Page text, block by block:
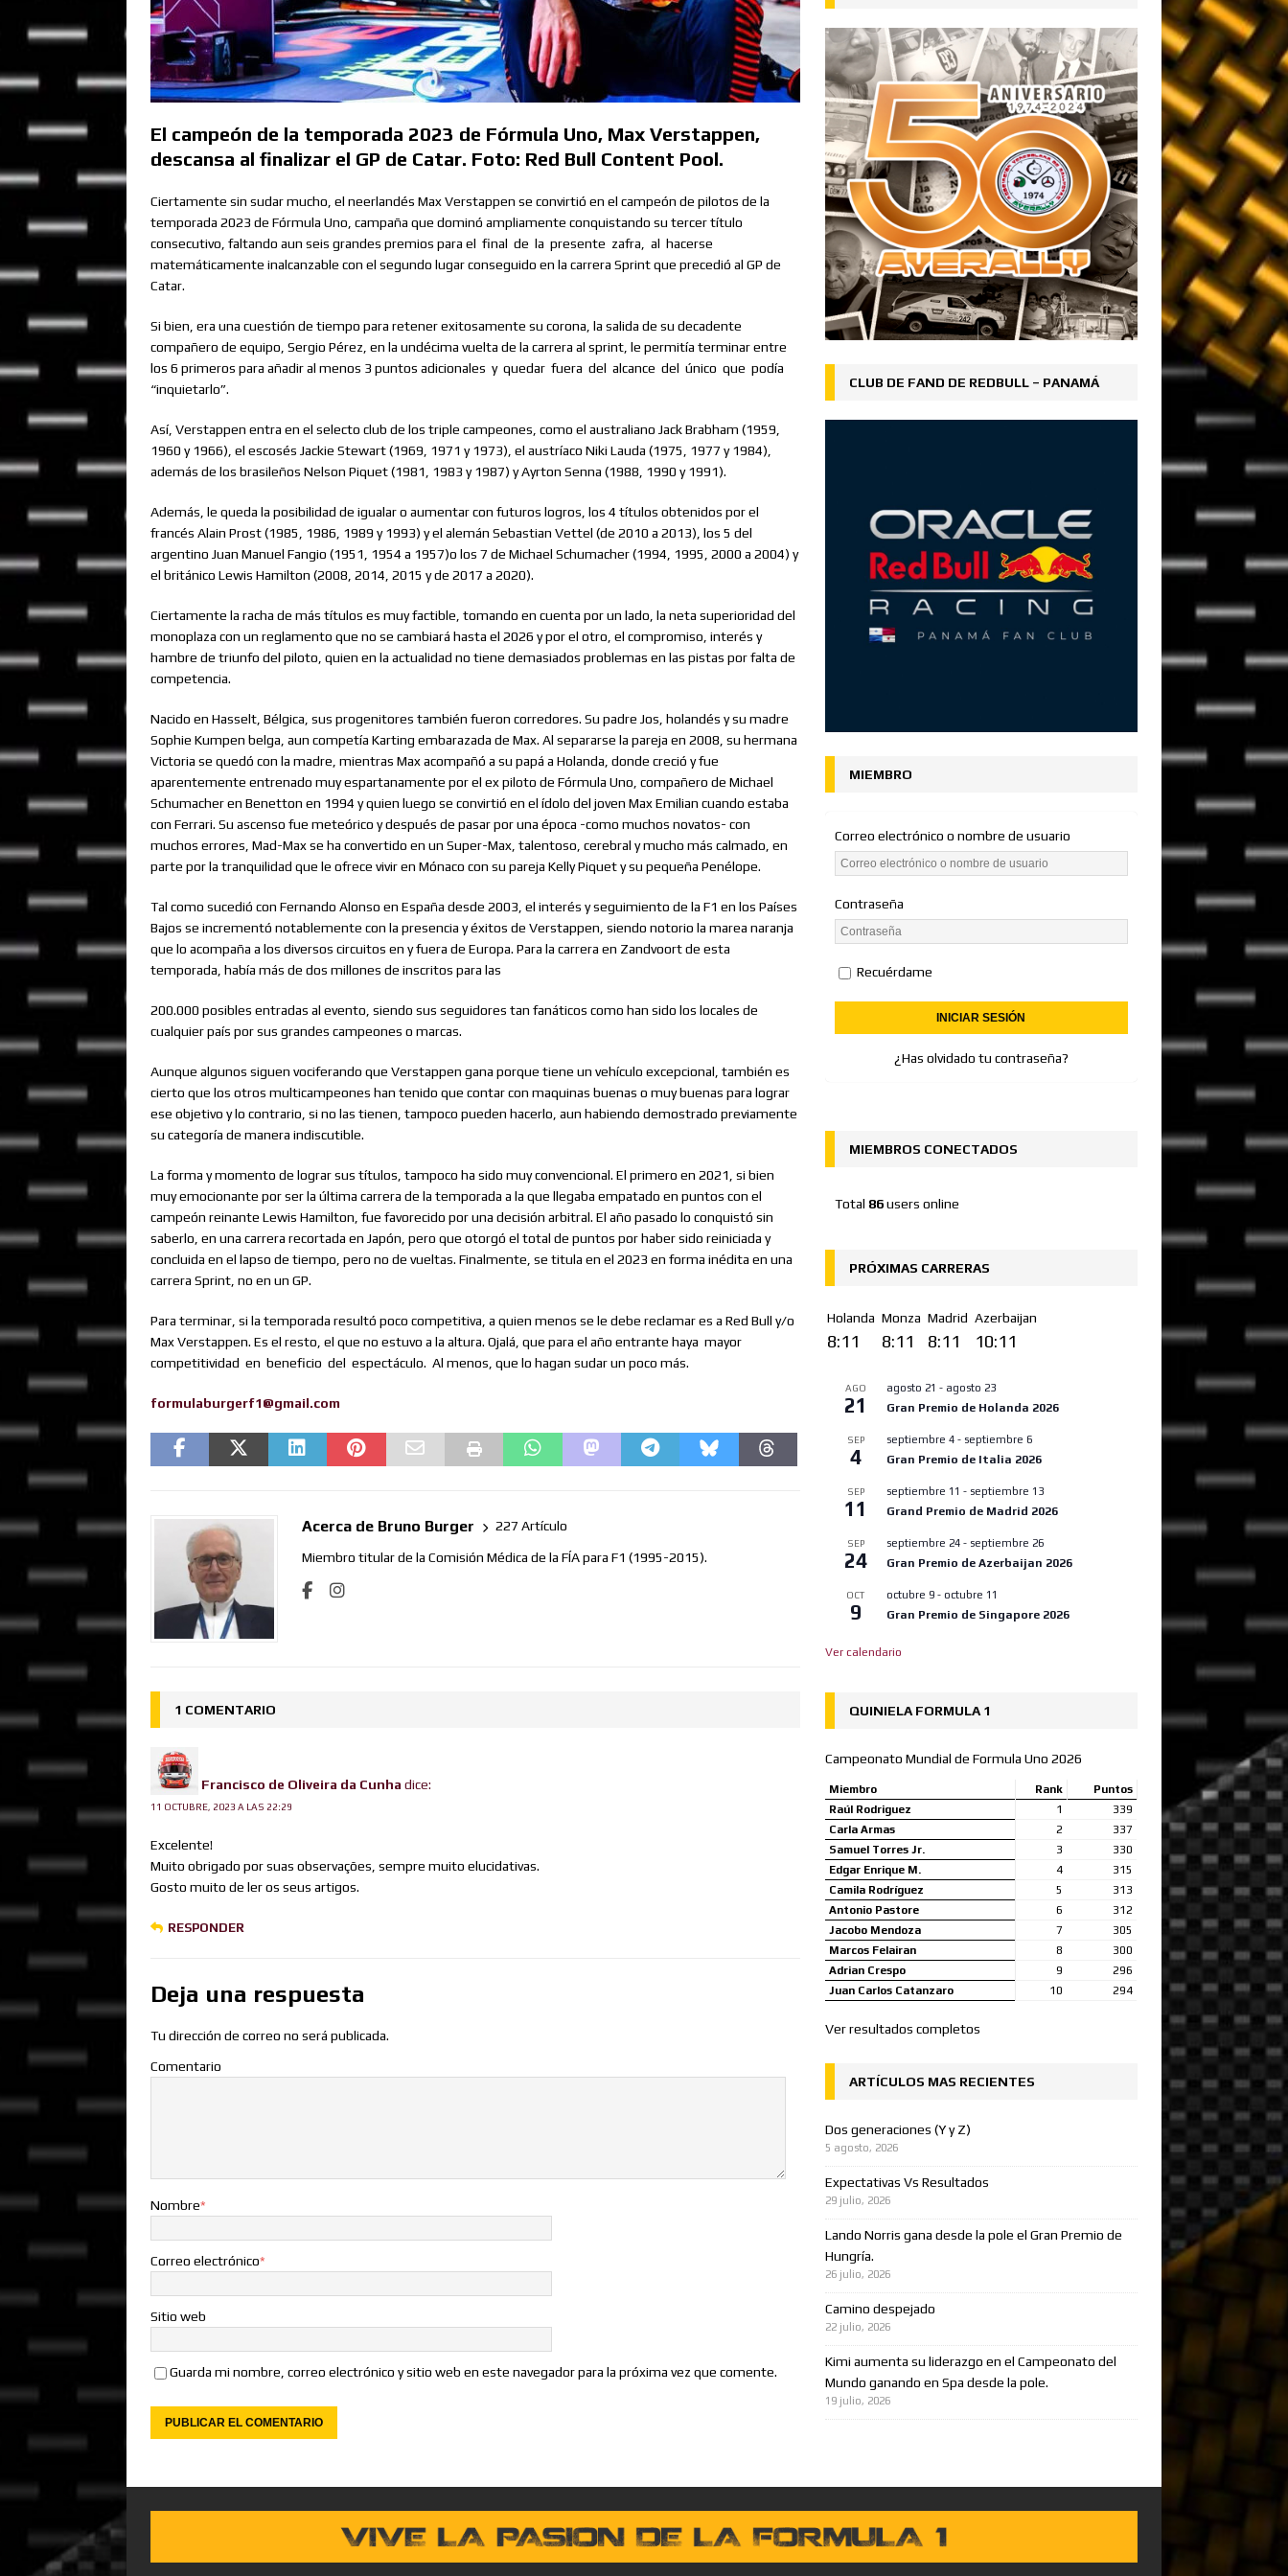
El campeón de la temporada 2023 de Fórmula Uno, Max Verstappen,
descansa al finalizar el GP de Catar. Foto: Red Bull Content Pool.
Ciertamente sin sudar mucho, el neerlandés Max Verstappen se convirtió en el campeón de pilotos de la
temporada 2023 de Fórmula Uno, campaña que dominó ampliamente conquistando su tercer título
consecutivo, faltando aun seis grandes premios para el final de la presente zafra, al hacerse
matemáticamente inalcanzable con el segundo lugar conseguido en la carrera Sprint que precedió al GP de
Catar.
Si bien, era una cuestión de tiempo para retener exitosamente su corona, la salida de su decadente
compañero de equipo, Sergio Pérez, en la undécima vuelta de la carrera al sprint, le permitía terminar entre
los 6 primeros para añadir al menos 3 puntos adicionales y quedar fuera del alcance del único que podía
“inquietarlo”.
Así, Verstappen entra en el selecto club de los triple campeones, como el australiano Jack Brabham (1959,
1960 y 1966), el escosés Jackie Stewart (1969, 1971 y 1973), el austríaco Niki Lauda (1975, 1977 y 1984),
además de los brasileños Nelson Piquet (1981, 1983 y 1987) y Ayrton Senna (1988, 1990 y 1991).
Además, le queda la posibilidad de igualar o aumentar con futuros logros, los 4 títulos obtenidos por el
francés Alain Prost (1985, 1986, 1989 y 1993) y el alemán Sebastian Vettel (de 2010 a 2013), los 5 del
argentino Juan Manuel Fangio (1951, 1954 a 1957)o los 7 de Michael Schumacher (1994, 1995, 2000 a 2004) y
el británico Lewis Hamilton (2008, 2014, 2015 y de 2017 a 2020).
Ciertamente la racha de más títulos es muy factible, tomando en cuenta por un lado, la neta superioridad del
monoplaza con un reglamento que no se cambiará hasta el 2026 y por el otro, el compromiso, interés y
hambre de triunfo del piloto, quien en la actualidad no tiene demasiados problemas en las pistas por falta de
competencia.
Nacido en Hasselt, Bélgica, sus progenitores también fueron corredores. Su padre Jos, holandés y su madre
Sophie Kumpen belga, aun competía Karting embarazada de Max. Al separarse la pareja en 2008, su hermana
Victoria se quedó con la madre, mientras Max acompañó a su papá a Holanda, donde creció y fue
aparentemente entrenado muy espartanamente por el ex piloto de Fórmula Uno, compañero de Michael
Schumacher en Benetton en 1994 y quien luego se convirtió en el ídolo del joven Max Emilian cuando estaba
con Ferrari. Su ascenso fue meteórico y después de pasar por una época -como muchos novatos- con
muchos errores, Mad-Max se ha convertido en un Super-Max, talentoso, cerebral y mucho más calmado, en
parte por la tranquilidad que le ofrece vivir en Mónaco con su pareja Kelly Piquet y su pequeña Penélope.
Tal como sucedió con Fernando Alonso en España desde 2003, el interés y seguimiento de la F1 en los Países
Bajos se incrementó notablemente con la presencia y éxitos de Verstappen, siendo notorio la marea naranja
que lo acompaña a los diversos circuitos en y fuera de Europa. Para la carrera en Zandvoort de esta
temporada, había más de dos millones de inscritos para las
200.000 posibles entradas al evento, siendo sus seguidores tan fanáticos como han sido los locales de
cualquier país por sus grandes campeones o marcas.
Aunque algunos siguen vociferando que Verstappen gana porque tiene un vehículo excepcional, también es
cierto que los otros multicampeones han tenido que contar con maquinas buenas o muy buenas para lograr
ese objetivo y lo contrario, si no las tienen, tampoco pueden hacerlo, aun habiendo demostrado previamente
su categoría de manera indiscutible.
La forma y momento de lograr sus títulos, tampoco ha sido muy convencional. El primero en 2021, si bien
muy emocionante por ser la última carrera de la temporada a la que llegaba empatado en puntos con el
campeón reinante Lewis Hamilton, fue favorecido por una decisión arbitral. El año pasado lo conquistó sin
saberlo, en una carrera recortada en Japón, pero que otorgó el total de puntos por haber sido reiniciada y
concluida en el lapso de tiempo, pero no de vueltas. Finalmente, se titula en el 2023 en forma inédita en una
carrera Sprint, no en un GP.
Para terminar, si la temporada resultó poco competitiva, a quien menos se le debe reclamar es a Red Bull y/o
Max Verstappen. Es el resto, el que no estuvo a la altura. Ojalá, que para el año entrante haya mayor
competitividad en beneficio del espectáculo. Al menos, que lo hagan sudar un poco más.
formulaburgerf1@gmail.com
Acerca de Bruno Burger 227 Artículo
Miembro titular de la Comisión Médica de la FÍA para F1 (1995-2015).
1 COMENTARIO
Francisco de Oliveira da Cunha dice:
11 OCTUBRE, 2023 A LAS 22:29
Excelente!
Muito obrigado por suas observações, sempre muito elucidativas.
Gosto muito de ler os seus artigos.
RESPONDER
Deja una respuesta
Tu dirección de correo no será publicada.
Comentario
Nombre*
Correo electrónico*
Sitio web
Guarda mi nombre, correo electrónico y sitio web en este navegador para la próxima vez que comente.
CLUB DE FAND DE REDBULL – PANAMÁ
MIEMBRO
Correo electrónico o nombre de usuario
Contraseña
Recuérdame
¿Has olvidado tu contraseña?
MIEMBROS CONECTADOS
Total 86users online
PRÓXIMAS CARRERAS
Holanda
8:11
Monza
8:11
Madrid
8:11
Azerbaijan
10:11
AGO
21
agosto 21 - agosto 23
Gran Premio de Holanda 2026
SEP
4
septiembre 4- septiembre 6
Gran Premio de Italia 2026
SEP
11
septiembre 11 - septiembre 13
Grand Premio de Madrid 2026
SEP
24
septiembre 24- septiembre 26
Gran Premio de Azerbaijan 2026
OCT
9
octubre 9- octubre 11
Gran Premio de Singapore 2026
Ver calendario
QUINIELA FORMULA 1
Campeonato Mundial de Formula Uno 2026
Miembro Rank
Puntos
Raúl Rodriguez
1
339
Carla Armas
2
337
Samuel Torres Jr.
3
330
Edgar Enrique M.
4
315
Camila Rodríguez
5
313
Antonio Pastore
6
312
Jacobo Mendoza
7
305
Marcos Felairan
8
300
Adrian Crespo
9
296
Juan Carlos Catanzaro
10 294
Ver resultados completos
ARTÍCULOS MAS RECIENTES
Dos generaciones (Y y Z)
5 agosto, 2026
Expectativas Vs Resultados
29 julio, 2026
Lando Norris gana desde la pole el Gran Premio de
Hungría.
26 julio, 2026
Camino despejado
22 julio, 2026
Kimi aumenta su liderazgo en el Campeonato del
Mundo ganando en Spa desde la pole.
19 julio, 2026